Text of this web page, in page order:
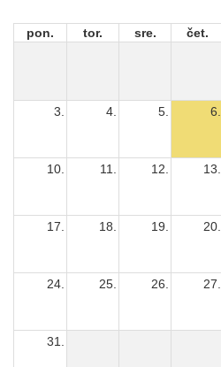
pon. tor. sre. čet.
3. 4. 5. 6.
10. 11. 12. 13.
17. 18. 19. 20.
24. 25. 26. 27.
31.